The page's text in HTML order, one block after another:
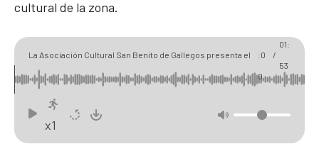
cultural de la zona.
La Asociación Cultural San Benito de Gallegos presenta el
número 16 de su revista 'El Cultural'.
:0
0
/
01:
53
x1